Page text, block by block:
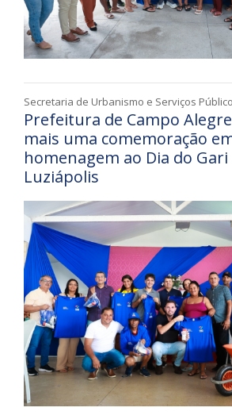
Secretaria de Urbanismo e Serviços
Prefeitura de Campo
mais uma comemoração
homenagem ao Dia do Gari
Luziápolis